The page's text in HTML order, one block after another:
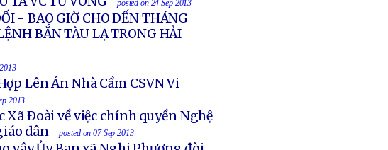
-- posted on 24 Sep 2013
- BAO GIỜ CHO ÐẾN THÁNG
BẮN TÀU LẠ TRONG HẢI
Lên Án Nhà Cầm CSVN Vi
2013
Xã Ðoài về việc chính quyền Nghệ
dân -- posted on 07 Sep 2013